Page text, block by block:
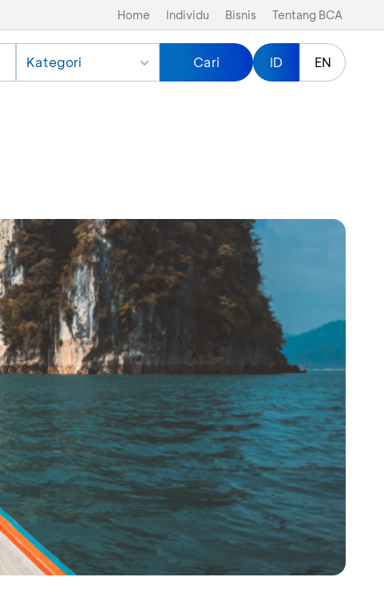
Home Individu Bisnis Tentang BCA
Kategori Cari ID EN